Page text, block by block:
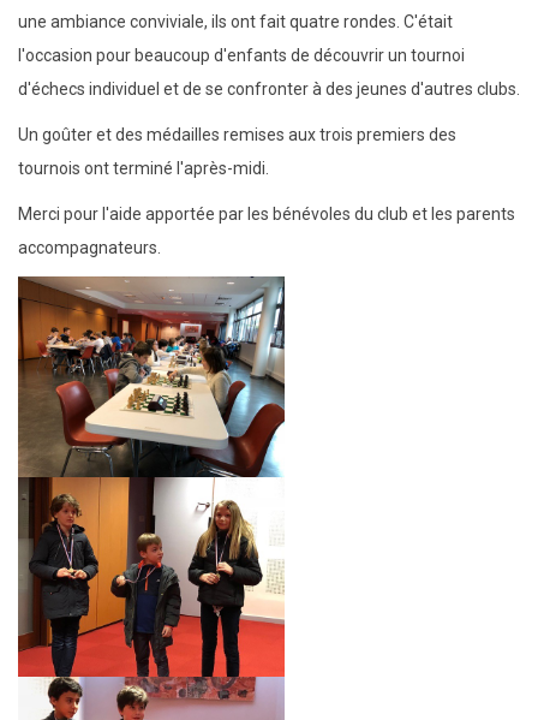
une ambiance conviviale, ils ont fait quatre rondes. C'était
l'occasion pour beaucoup d'enfants de découvrir un tournoi
d'échecs individuel et de se confronter à des jeunes d'autres clubs.
Un goûter et des médailles remises aux trois premiers des
tournois ont terminé l'après-midi.
Merci pour l'aide apportée par les bénévoles du club et les parents
accompagnateurs.